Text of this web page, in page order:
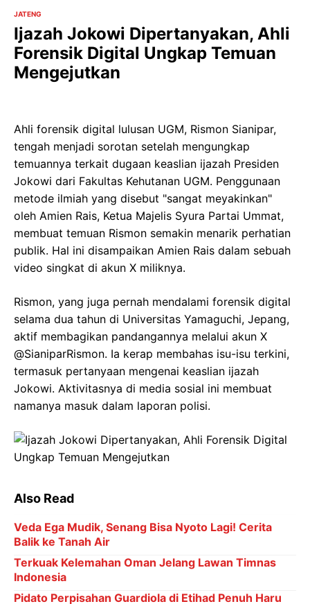
JATENG
Ijazah Jokowi Dipertanyakan, Ahli
Forensik Digital Ungkap Temuan
Mengejutkan
Ahli forensik digital lulusan UGM, Rismon Sianipar,
tengah menjadi sorotan setelah mengungkap
temuannya terkait dugaan keaslian ijazah Presiden
Jokowi dari Fakultas Kehutanan UGM. Penggunaan
metode ilmiah yang disebut "sangat meyakinkan"
oleh Amien Rais, Ketua Majelis Syura Partai Ummat,
membuat temuan Rismon semakin menarik perhatian
publik. Hal ini disampaikan Amien Rais dalam sebuah
video singkat di akun X miliknya.
Rismon, yang juga pernah mendalami forensik digital
selama dua tahun di Universitas Yamaguchi, Jepang,
aktif membagikan pandangannya melalui akun X
@SianiparRismon. Ia kerap membahas isu-isu terkini,
termasuk pertanyaan mengenai keaslian ijazah
Jokowi. Aktivitasnya di media sosial ini membuat
namanya masuk dalam laporan polisi.
Also Read
Veda Ega Mudik, Senang Bisa Nyoto Lagi! Cerita
Balik ke Tanah Air
Terkuak Kelemahan Oman Jelang Lawan Timnas
Indonesia
Pidato Perpisahan Guardiola di Etihad Penuh Haru